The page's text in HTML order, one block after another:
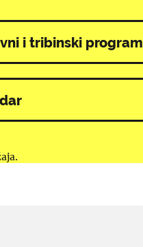
i tribinski program